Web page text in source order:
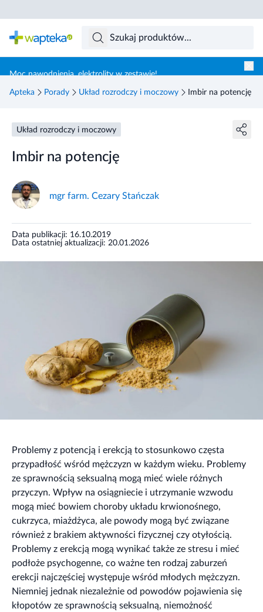
Moc nawodnienia, elektrolity w zestawie!
Apteka Porady Układ rozrodczy i moczowy Imbir na potencję
Układ rozrodczy i moczowy
Imbir na potencję
mgr farm. Cezary Stańczak
Data publikacji: 16.10.2019
Data ostatniej aktualizacji: 20.01.2026
Problemy z potencją i erekcją to stosunkowo częsta
przypadłość wśród mężczyzn w każdym wieku. Problemy
ze sprawnością seksualną mogą mieć wiele różnych
przyczyn. Wpływ na osiągniecie i utrzymanie wzwodu
mogą mieć bowiem choroby układu krwionośnego,
cukrzyca, miażdżyca, ale powody mogą być związane
również z brakiem aktywności fizycznej czy otyłością.
Problemy z erekcją mogą wynikać także ze stresu i mieć
podłoże psychogenne, co ważne ten rodzaj zaburzeń
erekcji najczęściej występuje wśród młodych mężczyzn.
Niemniej jednak niezależnie od powodów pojawienia się
kłopotów ze sprawnością seksualną, niemożność